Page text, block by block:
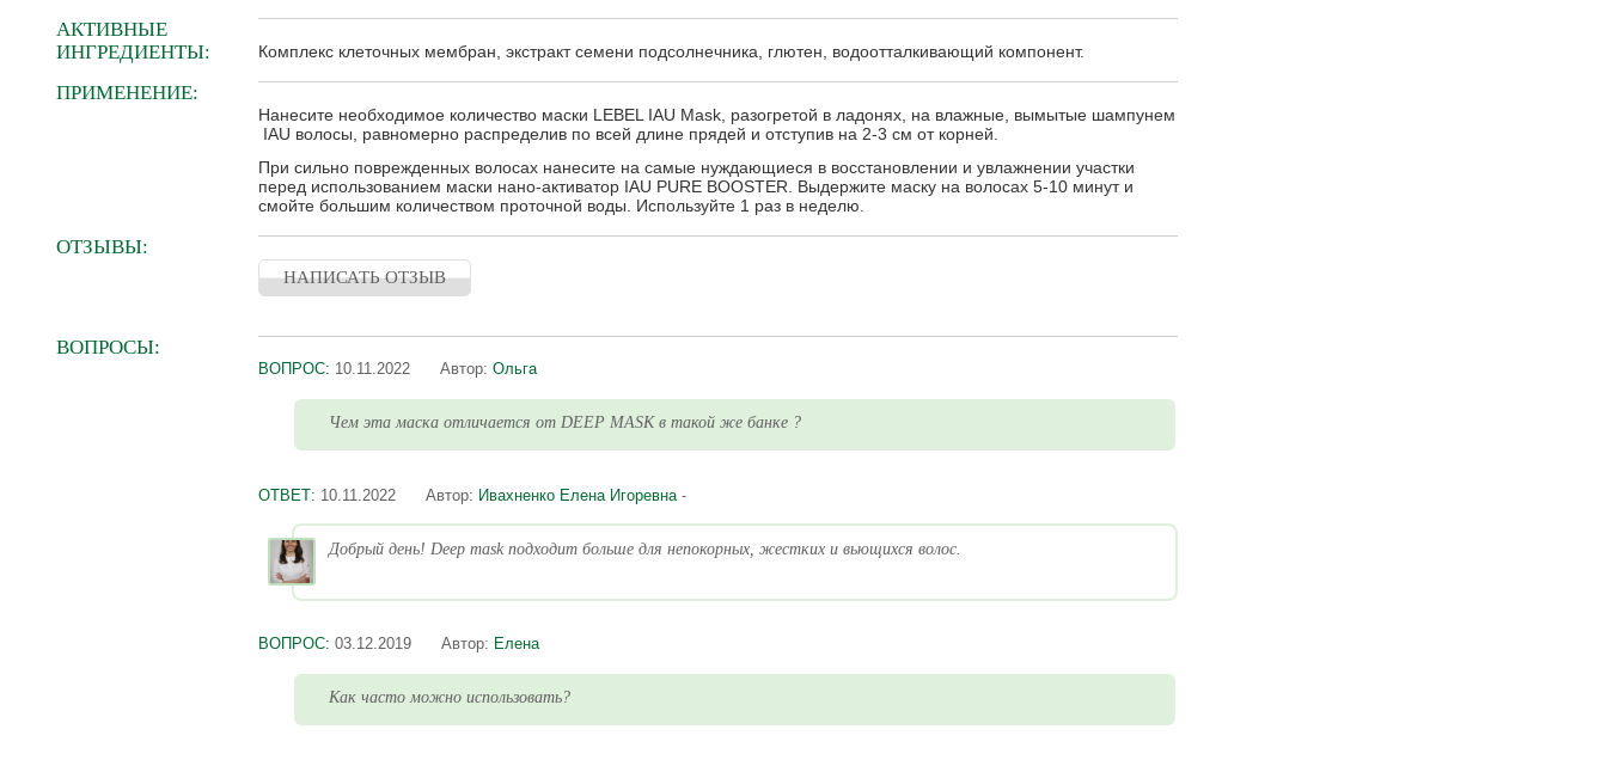
АКТИВНЫЕ
ИНГРЕДИЕНТЫ:
Комплекс клеточных мембран, экстракт семени подсолнечника, глютен, водоотталкивающий компонент.
ПРИМЕНЕНИЕ:
Нанесите необходимое количество маски LEBEL IAU Mask, разогретой в ладонях, на влажные, вымытые шампунем
IAU волосы, равномерно распределив по всей длине прядей и отступив на 2-3 см от корней.
При сильно поврежденных волосах нанесите на самые нуждающиеся в восстановлении и увлажнении участки
перед использованием маски нано-активатор IAU PURE BOOSTER. Выдержите маску на волосах 5-10 минут и
смойте большим количеством проточной воды. Используйте 1 раз в неделю.
ОТЗЫВЫ:
НАПИСАТЬ ОТЗЫВ
ВОПРОСЫ:
ВОПРОС: 10.11.2022 Автор: Ольга
Чем эта маска отличается от DEEP MASK в такой же банке ?
ОТВЕТ: 10.11.2022 Автор: Ивахненко Елена Игоревна-
Добрый день! Deep mask подходит больше для непокорных, жестких и вьющихся волос.
ВОПРОС: 03.12.2019 Автор: Елена
Как часто можно использовать?